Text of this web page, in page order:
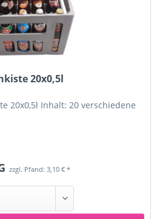
20x0,5l
20x0,5l Inhalt: 20 verschiedene
zzgl. Pfand: 3,10 € *